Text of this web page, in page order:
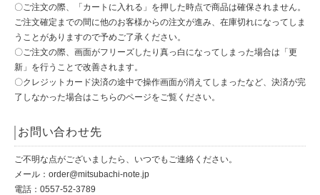
〇ご注文の際、「カートに入れる」を押した時点で商品は確保されません。
ご注文確定までの間に他のお客様からの注文が進み、在庫切れになってしま
うことがありますので予めご了承ください。
〇ご注文の際、画面がフリーズしたり真っ白になってしまった場合は「更
新」を行うことで改善されます。
〇クレジットカード決済の途中で操作画面が消えてしまったなど、決済が完
了しなかった場合はこちらのページをご覧ください。
お問い合わせ先
ご不明な点がございましたら、いつでもご連絡ください。
メール： order@mitsubachi-note.jp
電話：0557-52-3789